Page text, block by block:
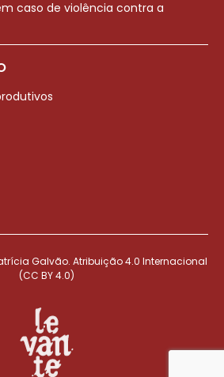
caso de violência contra a
Galvão. Atribuição 4.0 Internacional
(CC BY 4.0)